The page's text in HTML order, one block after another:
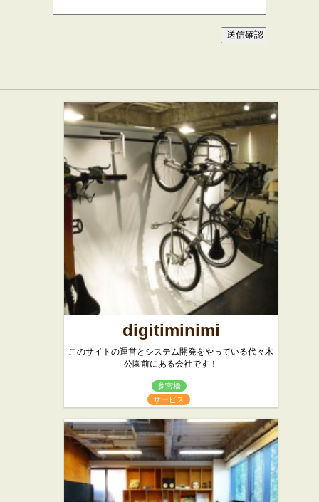
digitiminimi
このサイトの運営とシステム開発をやっている代々木
公園前にある会社です！
参宮橋
サービス